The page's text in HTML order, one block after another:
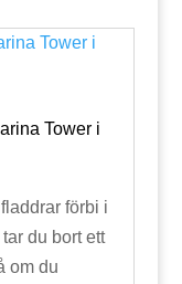
Tower i
förbi i
du bort ett
om du